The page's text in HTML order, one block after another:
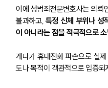
이에 성범죄전문변호사는 의뢰
불과하고, 특정 신체 부위나 성
이 아니라는 점을 적극적으로
게다가 휴대전화 파손으로 실
도나 목적이 객관적으로 입증